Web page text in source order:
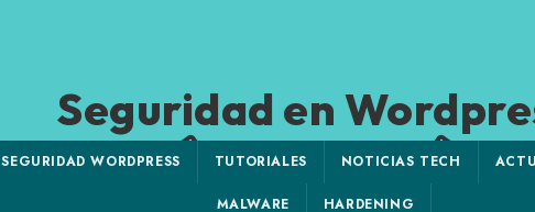
Seguridad en
SEGURIDAD WORDPRESS TUTORIALES NOTICIAS TECH
MALWARE HARDENING